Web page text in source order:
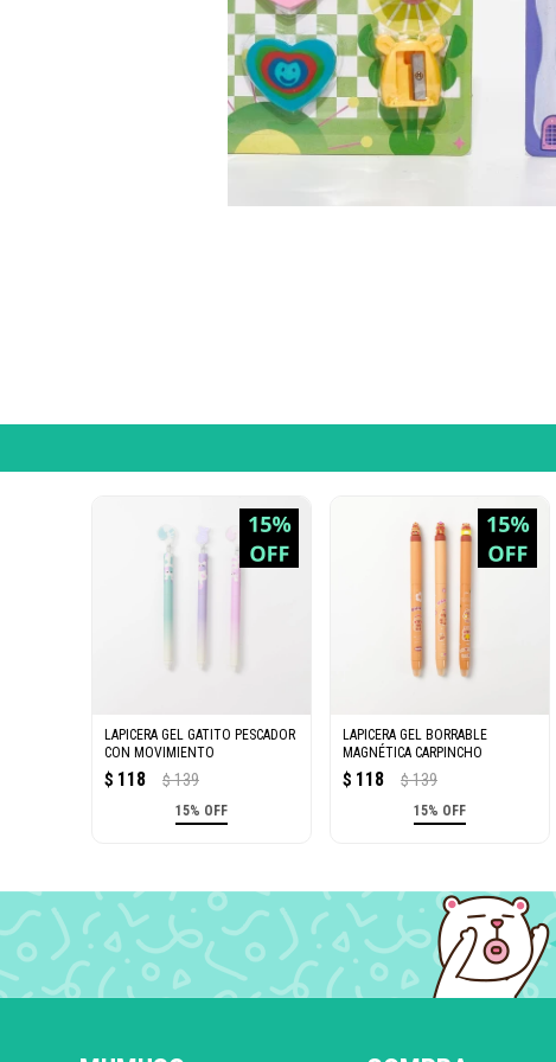
LAPICERA GEL GATITO PESCADOR
CON MOVIMIENTO
$ 118 $ 139
15% OFF
LAPICERA GEL BORRABLE
MAGNÉTICA CARPINCHO
$ 118 $ 139
15% OFF